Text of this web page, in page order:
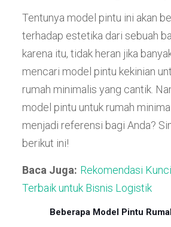
Tentunya model pintu ini akan
terhadap estetika dari sebuah
karena itu, tidak heran jika
mencari model pintu kekinian
rumah minimalis yang cantik.
model pintu untuk rumah
menjadi referensi bagi Anda?
berikut ini!
Baca Juga: Rekomendasi
Terbaik untuk Bisnis Logistik
Beberapa Model Pintu